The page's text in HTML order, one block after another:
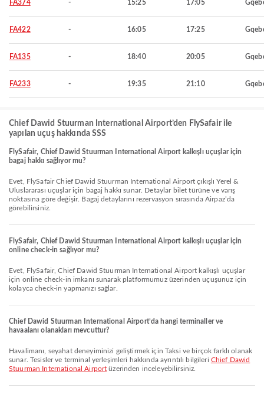
FA374 - 15:25 17:05
FA422 - 16:05 17:25
FA135 - 18:40 20:05
FA233 - 19:35 21:10
Chief Dawid Stuurman International Airport’den FlySafair ile
yapılan uçuş hakkında SSS
FlySafair, Chief Dawid Stuurman International Airport kalkışlı uçuşlar için
bagaj hakkı sağlıyor mu?
Evet, FlySafair Chief Dawid Stuurman International Airport çıkışlı Yerel &
Uluslararası uçuşlar için bagaj hakkı sunar. Detaylar bilet türüne ve varış
noktasına göre değişir. Bagaj detaylarını rezervasyon sırasında Airpaz’da
görebilirsiniz.
FlySafair, Chief Dawid Stuurman International Airport kalkışlı uçuşlar için
online check-in sağlıyor mu?
Evet, FlySafair, Chief Dawid Stuurman International Airport kalkışlı uçuşlar
için online check-in imkanı sunarak platformumuz üzerinden uçuşunuz için
kolayca check-in yapmanızı sağlar.
Chief Dawid Stuurman International Airport’da hangi terminaller ve
havaalanı olanakları mevcuttur?
Havalimanı, seyahat deneyiminizi geliştirmek için Taksi ve birçok farklı olanak
sunar. Tesisler ve terminal yerleşimleri hakkında ayrıntılı bilgileri Chief Dawid
Stuurman International Airport üzerinden inceleyebilirsiniz.